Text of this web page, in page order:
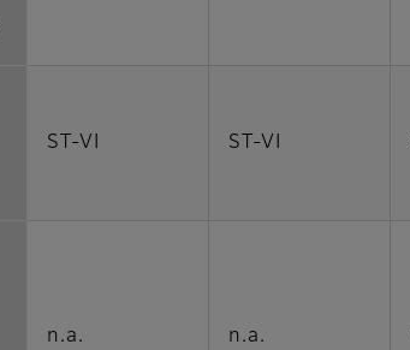
ST-VI ST-VI
n.a. n.a.